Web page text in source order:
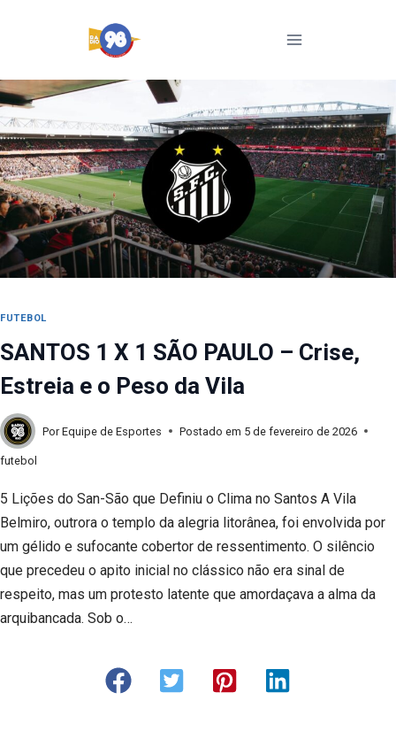
Conteúdo
FUTEBOL
SANTOS 1 X 1 SÃO PAULO – Crise,
Estreia e o Peso da Vila
Por Equipe de Esportes Postado em 5 de fevereiro de 2026
futebol
5 Lições do San-São que Definiu o Clima no Santos A Vila
Belmiro, outrora o templo da alegria litorânea, foi envolvida por
um gélido e sufocante cobertor de ressentimento. O silêncio
que precedeu o apito inicial no clássico não era sinal de
respeito, mas um protesto latente que amordaçava a alma da
arquibancada. Sob o…